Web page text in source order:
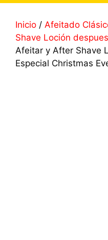
Inicio / Afeitado
Shave Loción
Afeitar y After Shave
Especial Christmas